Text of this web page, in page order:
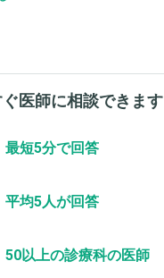
医師に相談できます
最短5分で回答
平均5人が回答
50以上の診療科の医師